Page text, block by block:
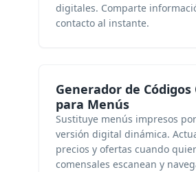
digitales. Comparte
contacto al instante.
Generador de Códigos
para Menús
Sustituye menús impresos
versión digital dinámica.
precios y ofertas cuando
comensales escanean y